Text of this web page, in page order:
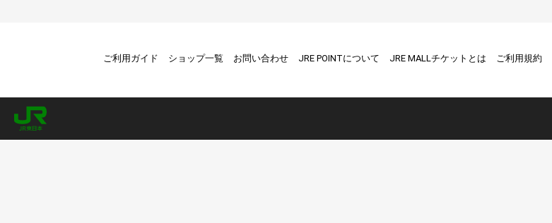
ご利用ガイド ショップ一覧 お問い合わせ JRE POINTについて JRE MALLチケットとは ご利用規約